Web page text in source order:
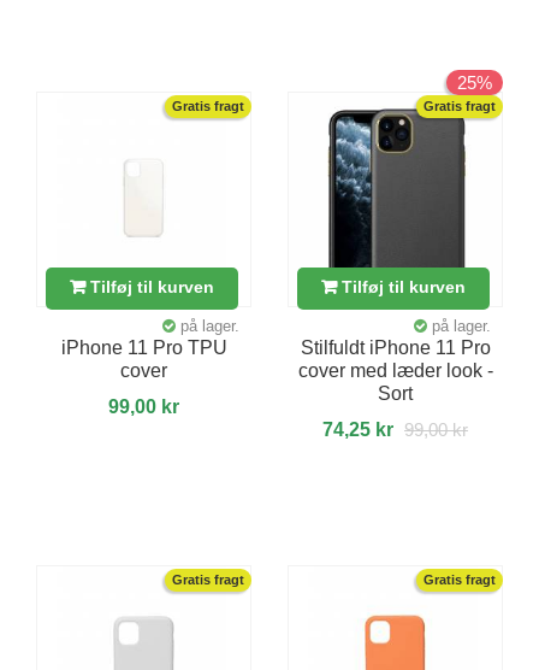
Gratis fragt
Tilføj til kurven
på lager.
iPhone 11 Pro TPU
cover
99,00 kr
25%
Gratis fragt
Tilføj til kurven
på lager.
Stilfuldt iPhone 11 Pro
cover med læder look -
Sort
74,25 kr 99,00 kr
Gratis fragt Gratis fragt